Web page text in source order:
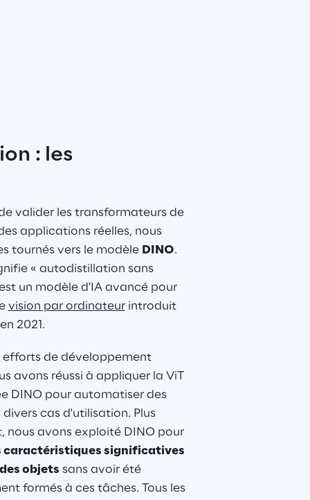
: les
valider les transformateurs de
applications réelles, nous
tournés vers le modèle DINO.
« autodistillation sans
un modèle d'IA avancé pour
vision par ordinateur introduit
2021.
efforts de développement
avons réussi à appliquer la ViT
DINO pour automatiser des
cas d'utilisation. Plus
nous avons exploité DINO pour
caractéristiques significatives
objets sans avoir été
formés à ces tâches. Tous les